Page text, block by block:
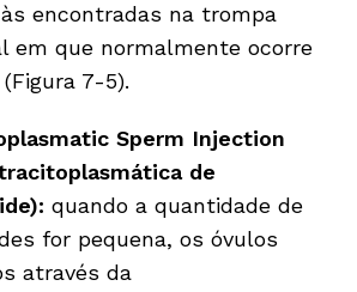
encontradas na trompa
em que normalmente ocorre
7-5).
Sperm Injection
de
quando a quantidade de
for pequena, os óvulos
através da